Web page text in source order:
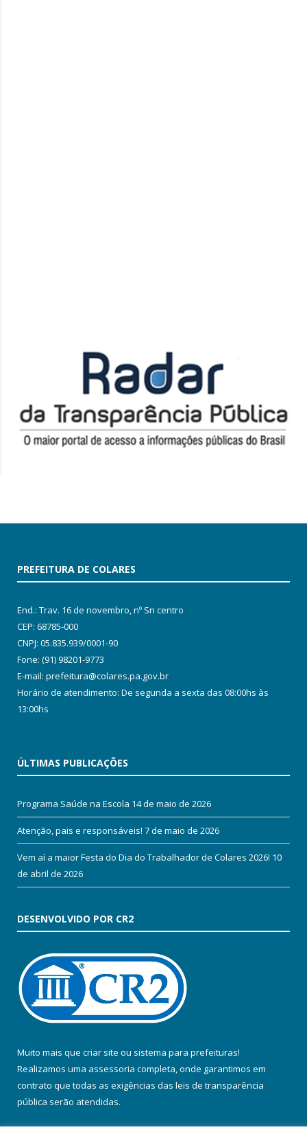
PREFEITURA DE COLARES
End.: Trav. 16 de novembro, nº Sn centro
CEP: 68785-000
CNPJ: 05.835.939/0001-90
Fone: (91) 98201-9773
E-mail: prefeitura@colares.pa.gov.br
Horário de atendimento: De segunda a sexta das 08:00hs às
13:00hs
ÚLTIMAS PUBLICAÇÕES
Programa Saúde na Escola 14 de maio de 2026
Atenção, pais e responsáveis! 7 de maio de 2026
Vem aí a maior Festa do Dia do Trabalhador de Colares 2026! 10
de abril de 2026
DESENVOLVIDO POR CR2
Muito mais que criar site ou sistema para prefeituras!
Realizamos uma assessoria completa, onde garantimos em
contrato que todas as exigências das leis de transparência
pública serão atendidas.